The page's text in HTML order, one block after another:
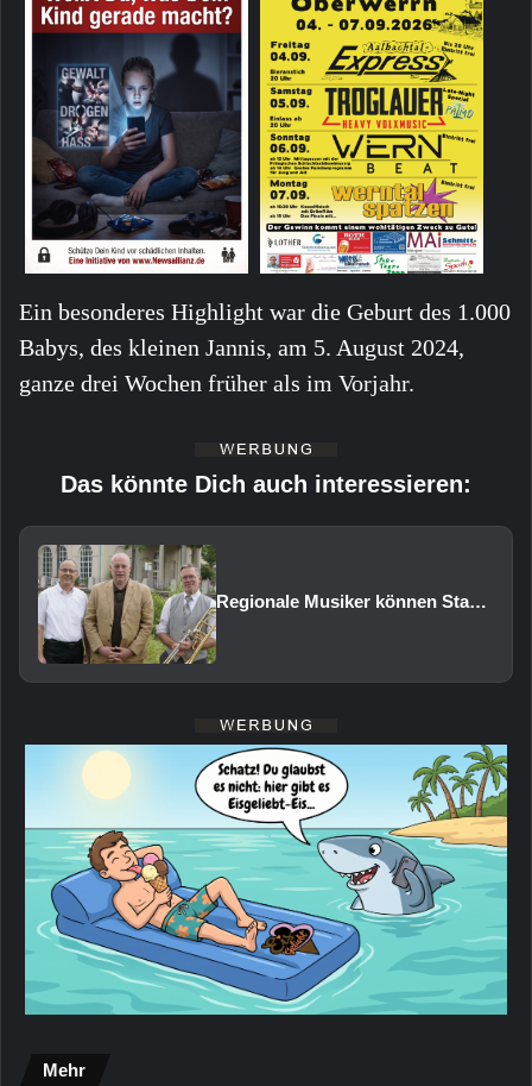
Ein besonderes Highlight war die Geburt des 1.000
Babys, des kleinen Jannis, am 5. August 2024,
ganze drei Wochen früher als im Vorjahr.
Das könnte Dich auch interessieren:
Regionale Musiker können Staatsbad Philharmonie im Februar 2027 vertreten
Mehr